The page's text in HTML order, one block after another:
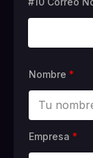
Nombre *
Empresa *